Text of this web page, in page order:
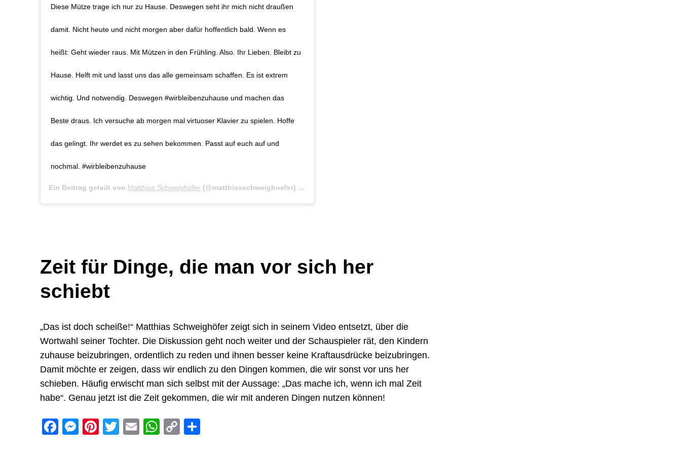
Diese Mütze trage ich nur zu Hause. Deswegen seht ihr mich nicht draußen
damit. Nicht heute und nicht morgen aber dafür hoffentlich bald. Wenn es
heißt: Geht wieder raus. Mit Mützen in den Frühling. Also. Ihr Lieben. Bleibt zu
Hause. Helft mit und lasst uns das alle gemeinsam schaffen. Es ist extrem
wichtig. Und notwendig. Deswegen #wirbleibenzuhause und machen das
Beste draus. Ich versuche ab morgen mal virtuoser Klavier zu spielen. Hoffe
das gelingt. Ihr werdet es zu sehen bekommen. Passt auf euch auf und
nochmal. #wirbleibenzuhause
Ein Beitrag geteilt von Matthias Schweighöfer (@matthiasschweighoefer) am
Zeit für Dinge, die man vor sich her
schiebt
„Das ist doch scheiße!“ Matthias Schweighöfer zeigt sich in seinem Video entsetzt, über die
Wortwahl seiner Tochter. Die Diskussion geht noch weiter und der Schauspieler rät, den Kindern
zuhause beizubringen, ordentlich zu reden und ihnen besser keine Kraftausdrücke beizubringen.
Damit möchte er zeigen, dass wir endlich zu den Dingen kommen, die wir sonst vor uns her
schieben. Häufig erwischt man sich selbst mit der Aussage: „Das mache ich, wenn ich mal Zeit
habe“. Genau jetzt ist die Zeit gekommen, die wir mit anderen Dingen nutzen können!
Facebook
Messenger
Pinterest
Twitter
EmailWhatsApp
Copy